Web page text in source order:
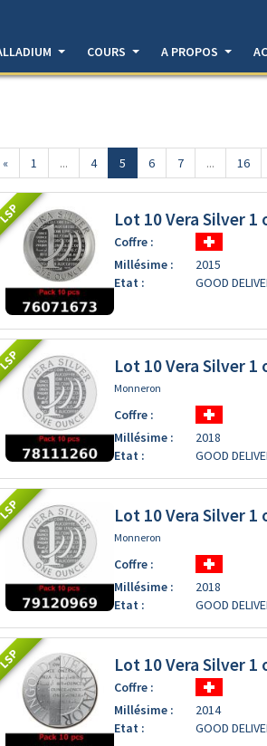
COURS A PROPOS
Lot 10 Vera Silver 1 once (LSP)]
« 1 ... 4 5 6 7 ... 16
Lot 10 Vera Silver 1
Coffre :
Millésime :
2015
Etat :
GOOD
Lot 10 Vera Silver 1
Monneron
Coffre :
Millésime :
2018
Etat :
GOOD
Lot 10 Vera Silver 1
Monneron
Coffre :
Millésime :
2018
Etat :
GOOD
Lot 10 Vera Silver 1
Coffre :
Millésime :
2014
Etat :
GOOD